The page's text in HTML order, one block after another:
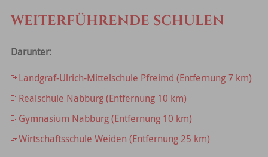
WEITERFÜHRENDE SCHULEN
Darunter:
Landgraf-Ulrich-Mittelschule Pfreimd (Entfernung 7 km)
Realschule Nabburg (Entfernung 10 km)
Gymnasium Nabburg (Entfernung 10 km)
Wirtschaftsschule Weiden (Entfernung 25 km)